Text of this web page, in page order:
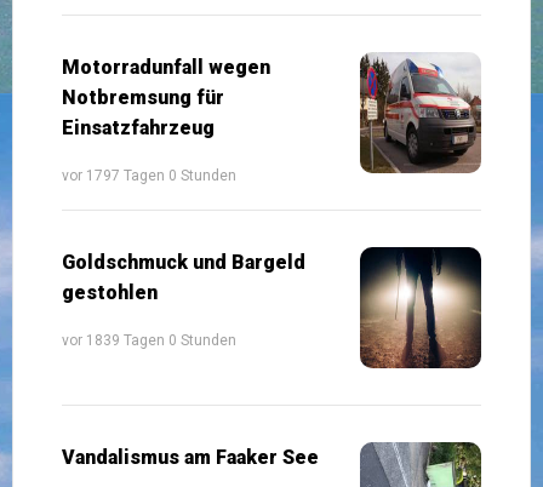
Motorradunfall wegen
Notbremsung für
Einsatzfahrzeug
vor 1797 Tagen 0 Stunden
Goldschmuck und Bargeld
gestohlen
vor 1839 Tagen 0 Stunden
Vandalismus am Faaker See